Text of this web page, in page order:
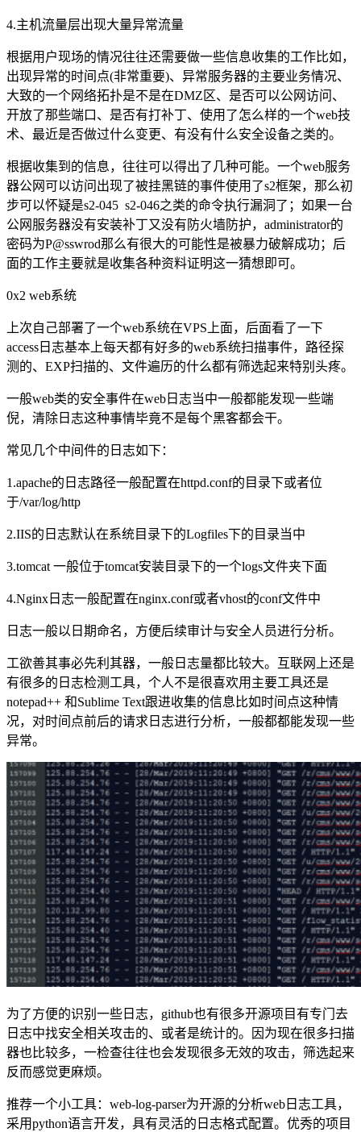
4.主机流量层出现大量异常流量
根据用户现场的情况往往还需要做一些信息收集的工作比如，
出现异常的时间点(非常重要)、异常服务器的主要业务情况、
大致的一个网络拓扑是不是在DMZ区、是否可以公网访问、
开放了那些端口、是否有打补丁、使用了怎么样的一个web技
术、最近是否做过什么变更、有没有什么安全设备之类的。
根据收集到的信息，往往可以得出了几种可能。一个web服务
器公网可以访问出现了被挂黑链的事件使用了s2框架，那么初
步可以怀疑是s2-045 s2-046之类的命令执行漏洞了；如果一台
公网服务器没有安装补丁又没有防火墙防护，administrator的
密码为P@sswrod那么有很大的可能性是被暴力破解成功；后
面的工作主要就是收集各种资料证明这一猜想即可。
0x2 web系统
上次自己部署了一个web系统在VPS上面，后面看了一下
access日志基本上每天都有好多的web系统扫描事件，路径探
测的、EXP扫描的、文件遍历的什么都有筛选起来特别头疼。
一般web类的安全事件在web日志当中一般都能发现一些端
倪，清除日志这种事情毕竟不是每个黑客都会干。
常见几个中间件的日志如下：
1.apache的日志路径一般配置在httpd.conf的目录下或者位
于/var/log/http
2.IIS的日志默认在系统目录下的Logfiles下的目录当中
3.tomcat 一般位于tomcat安装目录下的一个logs文件夹下面
4.Nginx日志一般配置在nginx.conf或者vhost的conf文件中
日志一般以日期命名，方便后续审计与安全人员进行分析。
工欲善其事必先利其器，一般日志量都比较大。互联网上还是
有很多的日志检测工具，个人不是很喜欢用主要工具还是
notepad++ 和Sublime Text跟进收集的信息比如时间点这种情
况，对时间点前后的请求日志进行分析，一般都都能发现一些
异常。
为了方便的识别一些日志，github也有很多开源项目有专门去
日志中找安全相关攻击的、或者是统计的。因为现在很多扫描
器也比较多，一检查往往也会发现很多无效的攻击，筛选起来
反而感觉更麻烦。
推荐一个小工具：web-log-parser为开源的分析web日志工具，
采用python语言开发，具有灵活的日志格式配置。优秀的项目